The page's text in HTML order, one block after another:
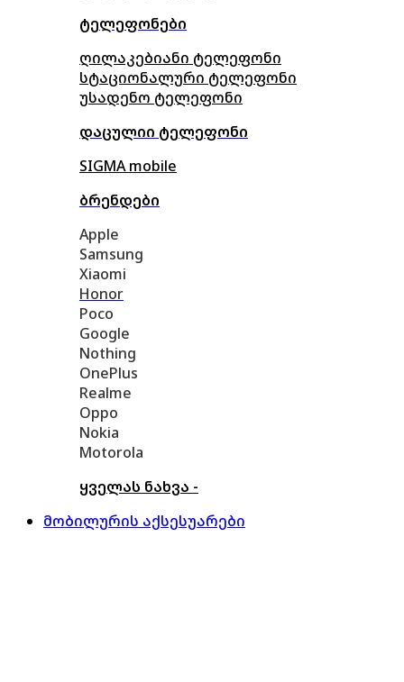
ტელეფონები
ღილაკებიანი ტელეფონი
სტაციონალური ტელეფონი
უსადენო ტელეფონი
დაცულიი ტელეფონი
SIGMA mobile
ბრენდები
Apple
Samsung
Xiaomi
Honor
Poco
Google
Nothing
OnePlus
Realme
Oppo
Nokia
Motorola
ყველას ნახვა -
მობილურის აქსესუარები